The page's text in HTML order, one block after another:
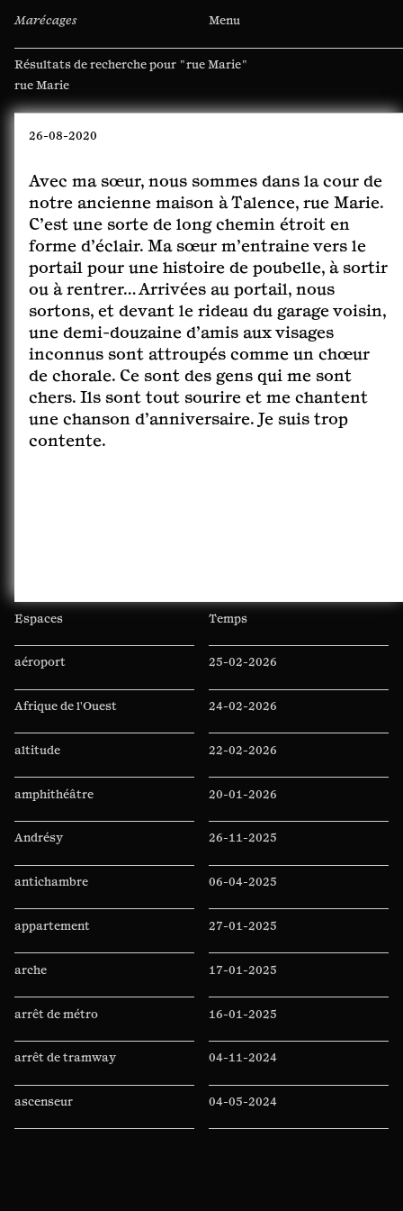
Marécages Menu
Résultats de recherche pour "rue Marie"
Rechercher :
26-08-2020
Avec ma sœur, nous sommes dans la cour de
notre ancienne maison à Talence, rue Marie.
C’est une sorte de long chemin étroit en
forme d’éclair. Ma sœur m’entraine vers le
portail pour une histoire de poubelle, à sortir
ou à rentrer… Arrivées au portail, nous
sortons, et devant le rideau du garage voisin,
une demi-douzaine d’amis aux visages
inconnus sont attroupés comme un chœur
de chorale. Ce sont des gens qui me sont
chers. Ils sont tout sourire et me chantent
une chanson d’anniversaire. Je suis trop
contente.
Espaces Temps
aéroport
Afrique de l'Ouest
altitude
amphithéâtre
Andrésy
antichambre
appartement
arche
arrêt de métro
arrêt de tramway
ascenseur
25-02-2026
24-02-2026
22-02-2026
20-01-2026
26-11-2025
06-04-2025
27-01-2025
17-01-2025
16-01-2025
04-11-2024
04-05-2024